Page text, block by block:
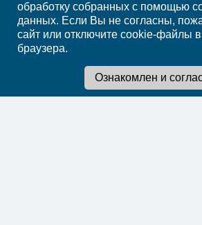
Записаться на
обработку собранных с помощью
данных. Если Вы не согласны,
сайт или отключите cookie-файлы в
браузера.